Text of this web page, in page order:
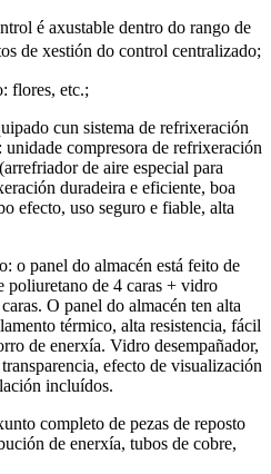
é axustable dentro do rango de
de xestión do control centralizado;
flores, etc.;
cun sistema de refrixeración
compresora de refrixeración
de aire especial para
duradeira e eficiente, boa
efecto, uso seguro e fiable, alta
o panel do almacén está feito de
poliuretano de 4 caras + vidro
O panel do almacén ten alta
térmico, alta resistencia, fácil
de enerxía. Vidro desempañador,
efecto de visualización
incluídos.
completo de pezas de reposto
de enerxía, tubos de cobre,